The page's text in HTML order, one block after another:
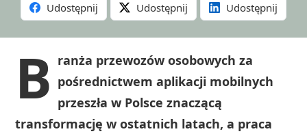
Udostępnij Udostępnij Udostępnij
B ranża przewozów osobowych za
pośrednictwem aplikacji mobilnych
przeszła w Polsce znaczącą
transformację w ostatnich latach, a praca